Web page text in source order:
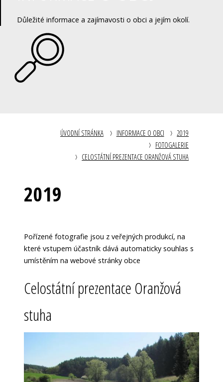
Důležité informace a zajímavosti o obci a jejím okolí.
ÚVODNÍ STRÁNKA INFORMACE O OBCI
2019
FOTOGALERIE
CELOSTÁTNÍ PREZENTACE ORANŽOVÁ STUHA
2019
Pořízené fotografie jsou z veřejných produkcí, na
které vstupem účastník dává automaticky souhlas s
umístěním na webové stránky obce
Celostátní prezentace Oranžová
stuha